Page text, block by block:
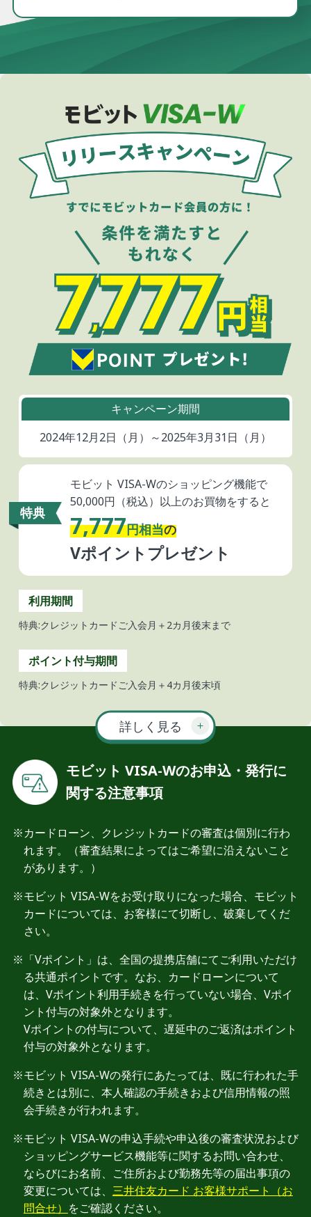
キャンペーン期間
2024年12月2日（月）～2025年3月31日（月）
特典
モビット VISA-Wのショッピング機能で
50,000円（税込）以上のお買物をすると
7,777円相当の
Vポイントプレゼント
利用期間
特典:クレジットカードご入会月＋2カ月後末まで
ポイント付与期間
特典:クレジットカードご入会月＋4カ月後末頃
詳しく見る
モビット VISA-Wのお申込・発行に
関する注意事項
カードローン、クレジットカードの審査は個別に行わ
れます。（審査結果によってはご希望に沿えないこと
があります。）
モビット VISA-Wをお受け取りになった場合、モビット
カードについては、お客様にて切断し、破棄してくだ
さい。
「Vポイント」は、全国の提携店舗にてご利用いただけ
る共通ポイントです。なお、カードローンについて
は、Vポイント利用手続きを行っていない場合、Vポイ
ント付与の対象外となります。
Vポイントの付与について、遅延中のご返済はポイント
付与の対象外となります。
モビット VISA-Wの発行にあたっては、既に行われた手
続きとは別に、本人確認の手続きおよび信用情報の照
会手続きが行われます。
モビット VISA-Wの申込手続や申込後の審査状況および
ショッピングサービス機能等に関するお問い合わせ、
ならびにお名前、ご住所および勤務先等の届出事項の
変更については、 三井住友カード お客様サポート（お
問合せ） をご確認ください。